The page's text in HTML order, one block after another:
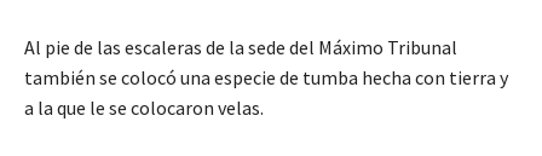
Al pie de las escaleras de la sede del Máximo Tribunal
también se colocó una especie de tumba hecha con tierra y
a la que le se colocaron velas.